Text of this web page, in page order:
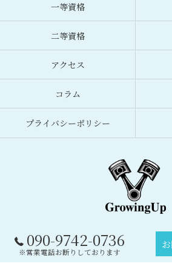
090-9742-0736
※営業電話お断りしております
一等資格
二等資格
アクセス
コラム
プライバシーポリシー
© 2026 宮城県名取市のドローンスクールなら合
RESERVED.